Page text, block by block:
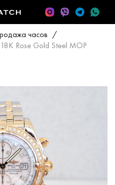
часов /
Rose Gold Steel MOP